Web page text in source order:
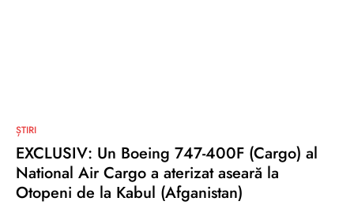
ȘTIRI
EXCLUSIV: Un Boeing 747-400F (Cargo) al
National Air Cargo a aterizat aseară la
Otopeni de la Kabul (Afganistan)